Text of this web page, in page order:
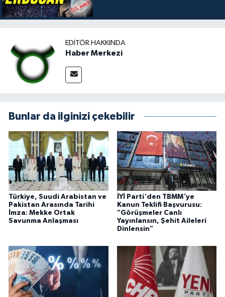
EDITÖR HAKKINDA
Haber Merkezi
Bunlar da ilginizi çekebilir
Türkiye, Suudi Arabistan ve
Pakistan Arasında Tarihi
İmza: Mekke Ortak
Savunma Anlaşması
İYİ Parti'den TBMM'ye
Kanun Teklifi Başvurusu:
"Görüşmeler Canlı
Yayınlansın, Şehit Aileleri
Dinlensin"